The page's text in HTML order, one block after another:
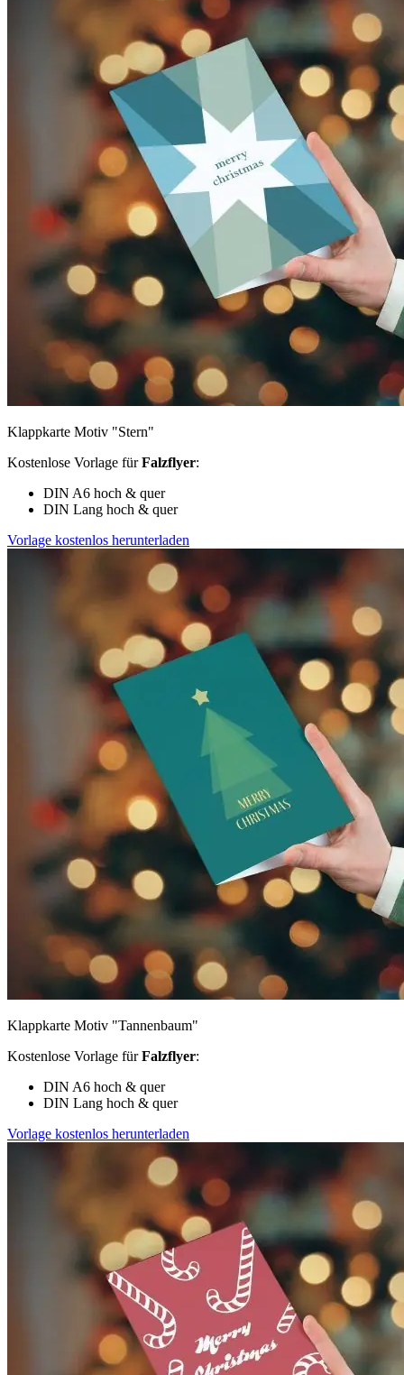
Klappkarte Motiv "Stern"
Kostenlose Vorlage fürFalzflyer:
DIN A6 hoch & quer
DIN Lang hoch & quer
Vorlage kostenlos herunterladen
Klappkarte Motiv "Tannenbaum"
Kostenlose Vorlage fürFalzflyer:
DIN A6 hoch & quer
DIN Lang hoch & quer
Vorlage kostenlos herunterladen